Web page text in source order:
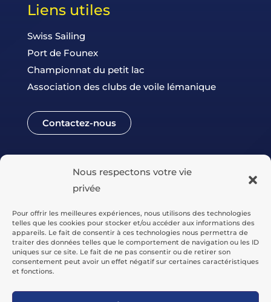
Nous respectons votre vie
privée
Pour offrir les meilleures expériences, nous utilisons des technologies
telles que les cookies pour stocker et/ou accéder aux informations des
appareils. Le fait de consentir à ces technologies nous permettra de
traiter des données telles que le comportement de navigation ou les ID
uniques sur ce site. Le fait de ne pas consentir ou de retirer son
consentement peut avoir un effet négatif sur certaines caractéristiques
et fonctions.
Liens utiles
Swiss Sailing
Port de Founex
Championnat du petit lac
Association des clubs de voile lémanique
Contactez-nous
© CNF –Tous droits réservés